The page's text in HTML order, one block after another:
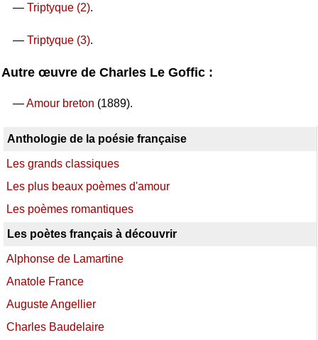
— Triptyque (2).
— Triptyque (3).
Autre œuvre de Charles Le Goffic :
—Amour breton (1889).
Anthologie de la poésie française
Les grands classiques
Les plus beaux poèmes d'amour
Les poèmes romantiques
Les poètes français à découvrir
Alphonse de Lamartine
Anatole France
Auguste Angellier
Charles Baudelaire